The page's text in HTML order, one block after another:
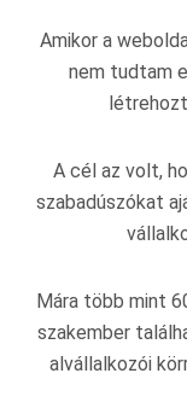
Amikor a
nem tudtam
A cél az volt,
szabadúszókat
Mára több mint
szakember
alvállalkozói